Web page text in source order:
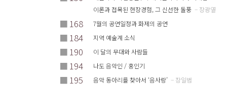
이론과 접목된 현장경험, 그 신선한 돌풍 – 장광열
■ 168 7월의 공연일정과 화제의 공연
■ 184 지역 예술계 소식
■ 190 이 달의 무대와 사람들
■ 194 나도 음악인 / 홍인기
■ 195 음악 동아리를 찾아서 ‘음사랑’ – 장일범